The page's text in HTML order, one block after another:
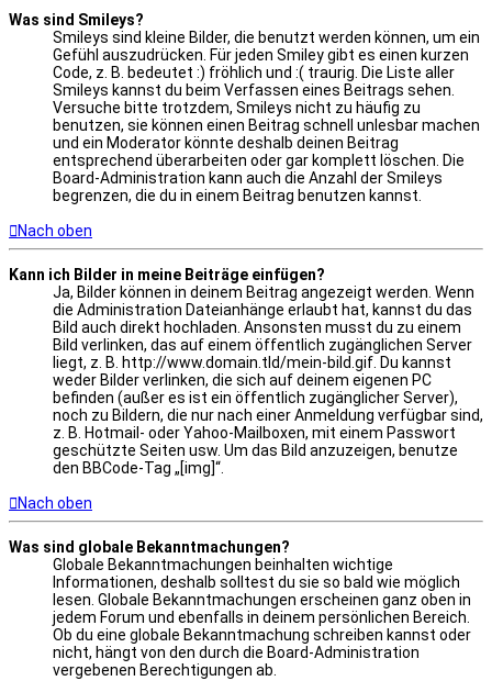
Was sind Smileys?
Smileys sind kleine Bilder, die benutzt werden können, um ein
Gefühl auszudrücken. Für jeden Smiley gibt es einen kurzen
Code, z. B. bedeutet :) fröhlich und :( traurig. Die Liste aller
Smileys kannst du beim Verfassen eines Beitrags sehen.
Versuche bitte trotzdem, Smileys nicht zu häufig zu
benutzen, sie können einen Beitrag schnell unlesbar machen
und ein Moderator könnte deshalb deinen Beitrag
entsprechend überarbeiten oder gar komplett löschen. Die
Board-Administration kann auch die Anzahl der Smileys
begrenzen, die du in einem Beitrag benutzen kannst.
Nach oben
Kann ich Bilder in meine Beiträge einfügen?
Ja, Bilder können in deinem Beitrag angezeigt werden. Wenn
die Administration Dateianhänge erlaubt hat, kannst du das
Bild auch direkt hochladen. Ansonsten musst du zu einem
Bild verlinken, das auf einem öffentlich zugänglichen Server
liegt, z. B. http://www.domain.tld/mein-bild.gif. Du kannst
weder Bilder verlinken, die sich auf deinem eigenen PC
befinden (außer es ist ein öffentlich zugänglicher Server),
noch zu Bildern, die nur nach einer Anmeldung verfügbar sind,
z. B. Hotmail- oder Yahoo-Mailboxen, mit einem Passwort
geschützte Seiten usw. Um das Bild anzuzeigen, benutze
den BBCode-Tag „[img]“.
Nach oben
Was sind globale Bekanntmachungen?
Globale Bekanntmachungen beinhalten wichtige
Informationen, deshalb solltest du sie so bald wie möglich
lesen. Globale Bekanntmachungen erscheinen ganz oben in
jedem Forum und ebenfalls in deinem persönlichen Bereich.
Ob du eine globale Bekanntmachung schreiben kannst oder
nicht, hängt von den durch die Board-Administration
vergebenen Berechtigungen ab.